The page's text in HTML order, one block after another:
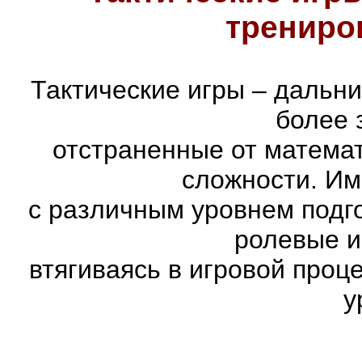
Тактические игры –
более
отстраненные от
сложности.
с различным уровнем
ролевые
втягиваясь в игровой